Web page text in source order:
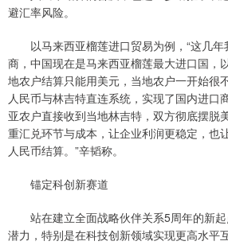
避汇率风险。
以马来西亚榴莲进口贸易为例，“这几年
商，中国现在是马来西亚榴莲最大进口国，
地农户结算只能用美元，当地农户一开始很
人民币与林吉特直连系统，实现了国内进口
亚农户直接收到当地林吉特，双方彻底摆脱
重汇兑环节与成本，让企业利润更稳定，也
人民币结算。”辛韬称。
锚定科创新赛道
站在建立全面战略伙伴关系5周年的新起
潜力，特别是在科技创新领域实现更高水平